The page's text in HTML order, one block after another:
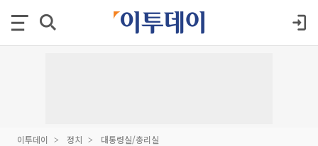
이투데이 정치 대통령실/총리실